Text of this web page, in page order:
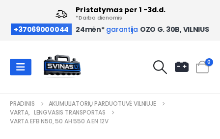
+37069000044 24mėn* garantija OZO G. 30B, VILNIUS
Pristatymas per 1 -3d.d.
*Darbo dienomis
0
PRADINIS
AKUMULIATORIŲ PARDUOTUVĖ VILNIUJE
VARTA, LENGVASIS TRANSPORTAS
VARTA EFB N50, 50 AH 550 A EN 12V